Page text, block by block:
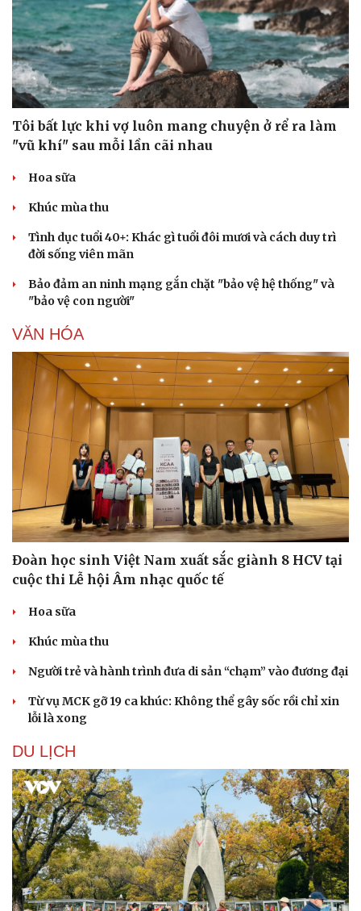
Du lịch
Tư vấn
check-in
Câu chuyện thời sự
Cửa sổ tình yêu
Tôi bất lực khi vợ luôn mang chuyện ở rể ra làm
"vũ khí" sau mỗi lần cãi nhau
Hoa sữa
Khúc mùa thu
Tình dục tuổi 40+: Khác gì tuổi đôi mươi và cách duy trì
đời sống viên mãn
Bảo đảm an ninh mạng gắn chặt "bảo vệ hệ thống" và
"bảo vệ con người"
VĂN HÓA
Đoàn học sinh Việt Nam xuất sắc giành 8 HCV tại
cuộc thi Lễ hội Âm nhạc quốc tế
Hoa sữa
Khúc mùa thu
Người trẻ và hành trình đưa di sản “chạm” vào đương đại
Từ vụ MCK gỡ 19 ca khúc: Không thể gây sốc rồi chỉ xin
lỗi là xong
DU LỊCH